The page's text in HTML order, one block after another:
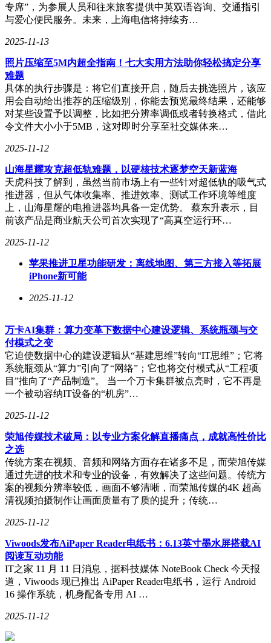
专席”，为参展人员和往来旅客提供中英双语咨询、交通指引
与爱心便民服务。未来，上海电信将持续夯…
2025-11-13
照片压缩至5M内超全指南！七大实用方法助你轻松搞定分享
难题
具体的执行步骤是：将它们直接开启，随后去挑选照片，该应
用会自动给出推荐的压缩级别，你能去预览最终结果，还能够
对某些设置予以调整，比如把分辨率调低或者转换格式，借此
令文件大小小于5MB，这对即时分享至社交媒体来…
2025-11-12
山海星耀攻克超低轨难题，以硬核技术逐梦空天新蓝海
天虎科技了解到，虽然当前市场上有一些针对超低轨的吸气式
推进器，但从气体收集率、推进效率、测试工作环境等维度
上，山海星耀的电推进器均具备一定优势。 蔡东升表示，目
前该产品是商业航天公司首次实现了“高真空运行环…
2025-11-12
苹果推进卫星功能研发：离线地图、第三方接入等拓展
iPhone新可能
2025-11-12
万卡AI集群：算力变革下数据中心建设逻辑、系统瓶颈与交
付模式之变
它迫使数据中心的建设逻辑从“基建思维”转向“IT思维”；它将
系统瓶颈从“算力”引向了“网络”；它也将交付模式从“工程项
目”推向了“产品制造”。 当一个万卡集群被点亮时，它不再是
一个被动容纳IT设备的“机房”…
2025-11-12
荣旭传媒技术破局：以专业方案化解直播痛点，成就高性价比
之选
传统方案在视频、音频和网络方面存在诸多不足，而荣旭传媒
通过先进的技术和专业的设备，有效解决了这些问题。传统方
案的视频分辨率较低，画面不够清晰，而荣旭传媒的4K 超高
清视频拍摄制作让画面质量有了质的提升；传统…
2025-11-12
Viwoods发布AiPaper Reader电纸书：6.13英寸墨水屏搭载AI
阅读互动功能
IT之家 11 月 11 日消息，据科技媒体 NoteBook Check 今天报
道，Viwoods 现已推出 AiPaper Reader电纸书，运行 Android
16 操作系统，机身配备专用 AI …
2025-11-12